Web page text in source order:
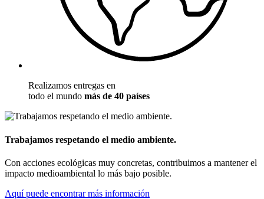
Realizamos entregas en
todo el mundo más de 40 países
Trabajamos respetando el medio ambiente.
Con acciones ecológicas muy concretas, contribuimos a mantener el
impacto medioambiental lo más bajo posible.
Aquí puede encontrar más información